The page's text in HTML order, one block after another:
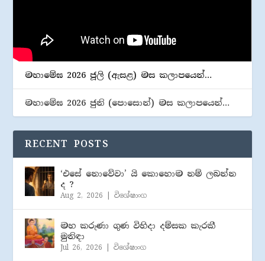
මහාමේඝ 2026 ජූලි (​ඇසළ) මස කලාපයෙන්…
මහාමේඝ 2026 ජුනි (​පොසොන්) මස කලාපයෙන්…
RECENT POSTS
‘එසේ නොවේවා’ යි කොහොම නම් ලබන්න
ද ?
Aug 2, 2026 |විශේෂාංග
මහ කරුණා ගුණ විහිදා දම්සක කැරකී
මුනිඳා
Jul 26, 2026 |විශේෂාංග